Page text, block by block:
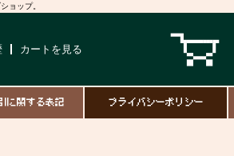
ョップ。
カートを見る
に関する表記 プライバシーポリシー